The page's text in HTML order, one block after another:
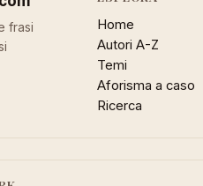
frasi
Home
Autori A-Z
Temi
Aforisma a caso
Ricerca